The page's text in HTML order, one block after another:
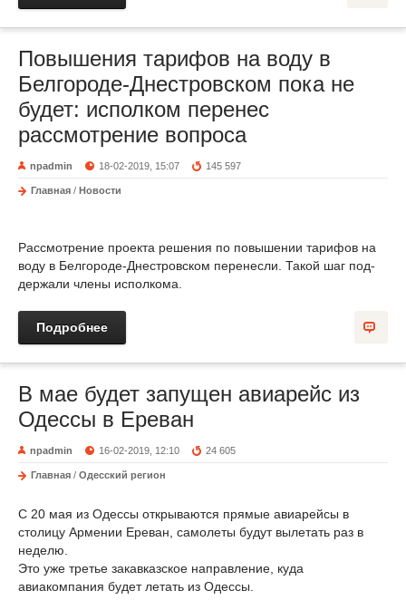
Повышения тарифов на воду в
Белгороде-Днестровском пока не
будет: исполком перенес
рассмотрение вопроса
npadmin 18-02-2019, 15:07 145 597
Главная / Новости
Рас­смот­ре­ние про­ек­та ре­шения по по­выше­нии та­рифов на
во­ду в Бел­го­роде-Днес­тровском пе­ренес­ли. Та­кой шаг под­
держа­ли чле­ны ис­полко­ма.
Подробнее
В мае будет запущен авиарейс из
Одессы в Ереван
npadmin 16-02-2019, 12:10 24 605
Главная / Одесский регион
С 20 мая из Одессы открываются прямые авиарейсы в
столицу Армении Ереван, самолеты будут вылетать раз в
неделю.
Это уже третье закавказское направление, куда
авиакомпания будет летать из Одессы.